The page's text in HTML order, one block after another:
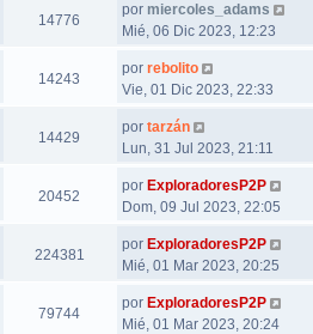
14776
por miercoles_adams
Mié, 06 Dic 2023, 12:23
14243
por rebolito
Vie, 01 Dic 2023, 22:33
14429
por tarzán
Lun, 31 Jul 2023, 21:11
20452
por ExploradoresP2P
Dom, 09 Jul 2023, 22:05
224381
por ExploradoresP2P
Mié, 01 Mar 2023, 20:25
79744
por ExploradoresP2P
Mié, 01 Mar 2023, 20:24